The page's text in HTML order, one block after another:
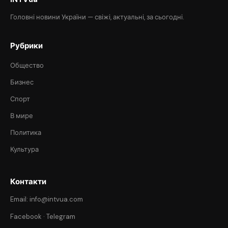
Головні новини України — свіжі, актуальні, за сьогодні.
Рубрики
Общество
Бизнес
Спорт
В мире
Политика
Культура
Контакти
Email: info@intvua.com
Facebook · Telegram